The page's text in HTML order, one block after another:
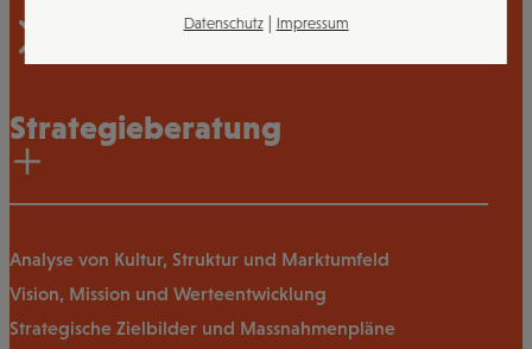
Strategieberatung
Analyse von Kultur, Struktur und Marktumfeld
Vision, Mission und Werteentwicklung
Strategische Zielbilder und Massnahmenpläne
Datenschutz| Impressum